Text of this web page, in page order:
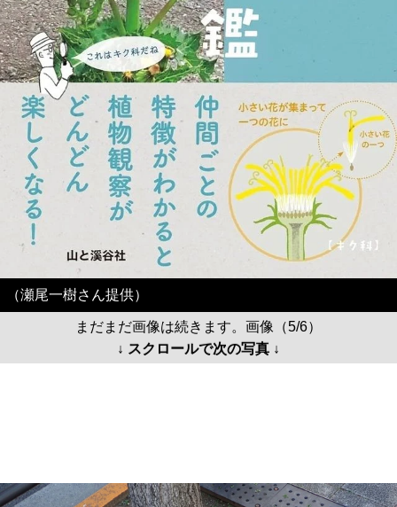
（瀬尾一樹さん提供）
まだまだ画像は続きます。画像（5/6）
↓ スクロールで次の写真 ↓